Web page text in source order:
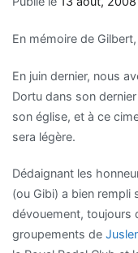
En mémoire de
En juin dernier, nous
Dortu dans son
son église, et à ce
sera légère.
Dédaignant les
(ou Gibi) a bien rempli
dévouement, toujours
groupements de